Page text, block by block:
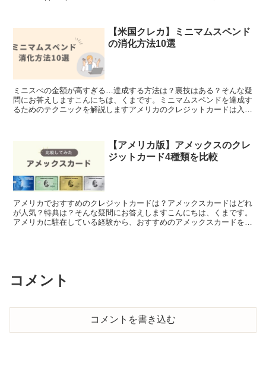
【米国クレカ】ミニマムスペンド
の消化方法10選
ミニスぺの金額が高すぎる…達成する方法は？裏技はある？そんな疑
問にお答えしますこんにちは、くまです。ミニマムスペンドを達成す
るためのテクニックを解説しますアメリカのクレジットカードは入会
【アメリカ版】アメックスのクレ
ジットカード4種類を比較
アメリカでおすすめのクレジットカードは？アメックスカードはどれ
が人気？特典は？そんな疑問にお答えしますこんにちは、くまです。
アメリカに駐在している経験から、おすすめのアメックスカードを紹
コメント
コメントを書き込む